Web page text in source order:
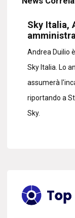
Sky Italia,
Andrea Duilio
Sky Italia. Lo
assumerà
riportando a
Sky.